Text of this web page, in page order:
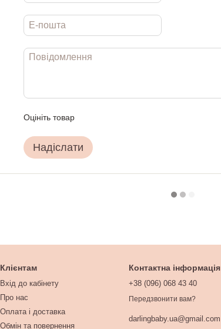
Оцініть товар
Надіслати
Клієнтам
Вхід до кабінету
Про нас
Оплата і доставка
Обмін та повернення
Контактна інформація
+38 (096) 068 43 40
Передзвонити вам?
darlingbaby.ua@gmail.com